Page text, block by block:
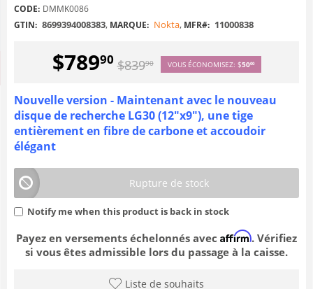
CODE: DMMK0086
GTIN: 8699394008383, MARQUE: Nokta, MFR#: 11000838
$78990 $83990 VOUS ÉCONOMISEZ: $5000
Nouvelle version - Maintenant avec le nouveau
disque de recherche LG30 (12"x9"), une tige
entièrement en fibre de carbone et accoudoir
élégant
Rupture de stock
Notify me when this product is back in stock
Payez en versements échelonnés avec Affirm. Vérifiez
si vous êtes admissible lors du passage à la caisse.
Liste de souhaits